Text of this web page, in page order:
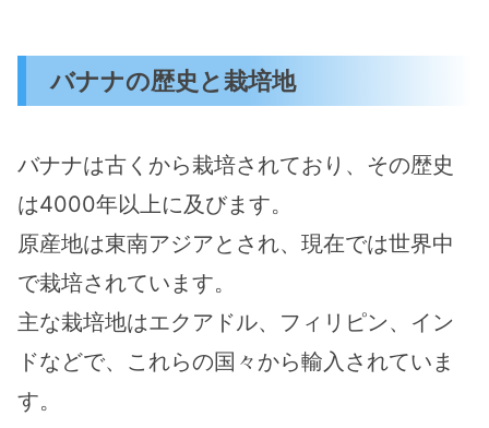
バナナの歴史と栽培地
バナナは古くから栽培されており、その歴史
は4000年以上に及びます。
原産地は東南アジアとされ、現在では世界中
で栽培されています。
主な栽培地はエクアドル、フィリピン、イン
ドなどで、これらの国々から輸入されていま
す。